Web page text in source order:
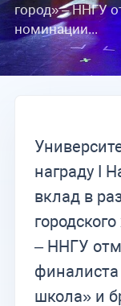
город» – ННГУ
номинации...
награду I
вклад в
– ННГУ
школа» и